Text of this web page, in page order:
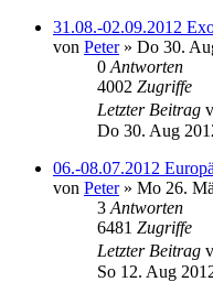
31.08.-02.09.2012
von Peter» Do 30.
0 Antworten
4002 Zugriffe
Letzter Beitrag
Do 30. Aug
06.-08.07.2012
von Peter» Mo 26.
3 Antworten
6481 Zugriffe
Letzter Beitrag
So 12. Aug